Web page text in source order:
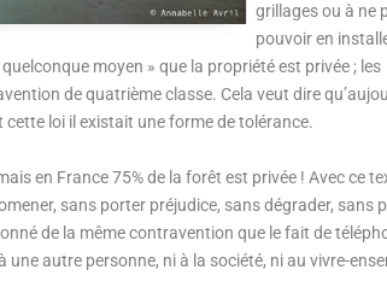
grillages ou à ne
pouvoir en
moyen » que la propriété est privée ; les
de quatrième classe. Cela veut dire
loi il existait une forme de tolérance.
en France 75% de la forêt est privée ! Avec ce
sans porter préjudice, sans dégrader, sans
de la même contravention que le fait de
une autre personne, ni à la société, ni au vivre-